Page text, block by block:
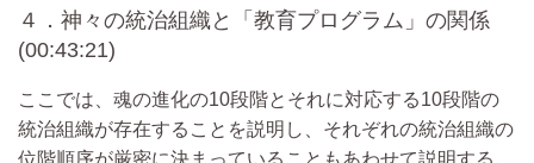
４．神々の統治組織と「教育プログラム」の関係
(00:43:21)
ここでは、魂の進化の10段階とそれに対応する10段階の
統治組織が存在することを説明し、それぞれの統治組織の